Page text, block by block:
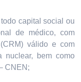
capital social ou
de médico, com
válido e com
nuclear, bem como
CNEN;